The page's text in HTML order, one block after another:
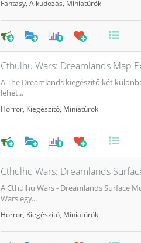
Fantasy Alkudozás Miniatűrök
0
Cthulhu Wars: Dreamlands Map
A The Dreamlands kiegészítő két
lehet...
Horror Kiegészítő Miniatűrök
0
Cthulhu Wars: Dreamlands
A Cthulhu Wars - Dreamlands Surface
Wars egy...
Horror Kiegészítő Miniatűrök